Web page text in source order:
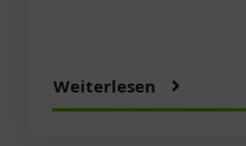
Weiterlesen